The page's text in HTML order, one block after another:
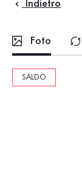
Ballerine
Scarpe basse
Indietro
Foto
SALDO